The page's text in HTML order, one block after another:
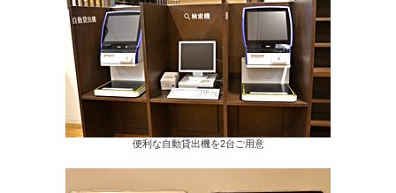
便利な自動貸出機を2台ご用意